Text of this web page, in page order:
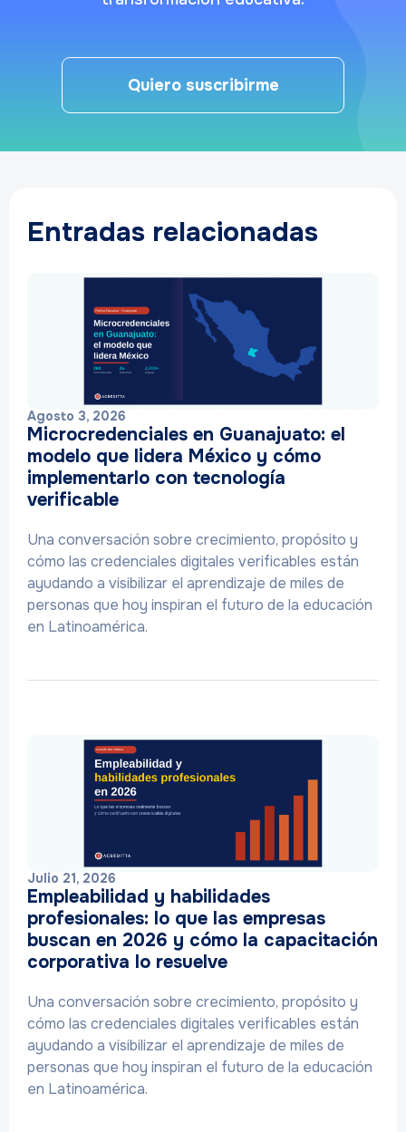
Quiero suscribirme
Entradas relacionadas
Agosto 3, 2026
Microcredenciales en Guanajuato: el
modelo que lidera México y cómo
implementarlo con tecnología
verificable
Una conversación sobre crecimiento, propósito y
cómo las credenciales digitales verificables están
ayudando a visibilizar el aprendizaje de miles de
personas que hoy inspiran el futuro de la educación
en Latinoamérica.
Julio 21, 2026
Empleabilidad y habilidades
profesionales: lo que las empresas
buscan en 2026 y cómo la capacitación
corporativa lo resuelve
Una conversación sobre crecimiento, propósito y
cómo las credenciales digitales verificables están
ayudando a visibilizar el aprendizaje de miles de
personas que hoy inspiran el futuro de la educación
en Latinoamérica.